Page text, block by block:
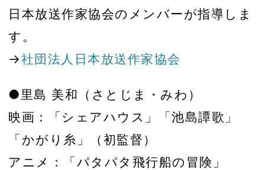
日本放送作家協会のメンバーが指導しま
す。
→社団法人日本放送作家協会
●里島 美和（さとじま・みわ）
映画：「シェアハウス」「池島譚歌」
「かがり糸」（初監督）
アニメ：「パタパタ飛行船の冒険」